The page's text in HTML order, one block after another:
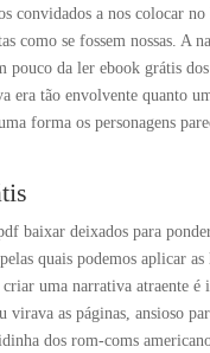
convidados a nos colocar
como se fossem nossas.
pouco da ler ebook grátis
era tão envolvente quanto
forma os personagens
baixar deixados para
quais podemos aplicar
uma narrativa atraente
virava as páginas, ansioso
dos rom-coms